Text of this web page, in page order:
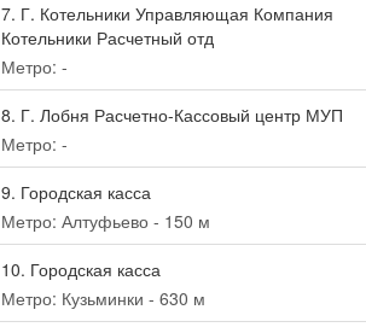
7. Г. Котельники Управляющая Компания
Котельники Расчетный отд
Метро: -
8. Г. Лобня Расчетно-Кассовый центр МУП
Метро: -
9. Городская касса
Метро: Алтуфьево - 150 м
10. Городская касса
Метро: Кузьминки - 630 м